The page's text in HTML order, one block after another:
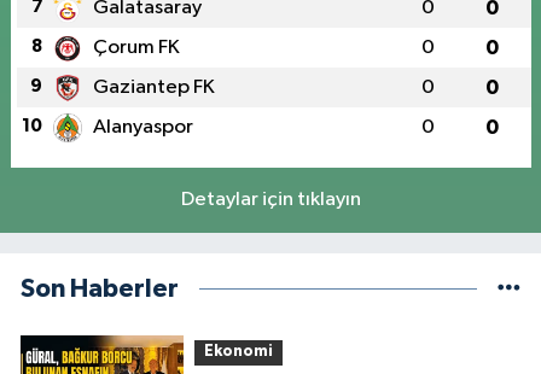
7 Galatasaray 0 0
8 Çorum FK 0 0
9 Gaziantep FK 0 0
10 Alanyaspor 0 0
Detaylar için tıklayın
Son Haberler
Ekonomi